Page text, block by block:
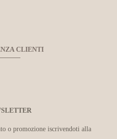
CLIENTI
o promozione iscrivendoti alla